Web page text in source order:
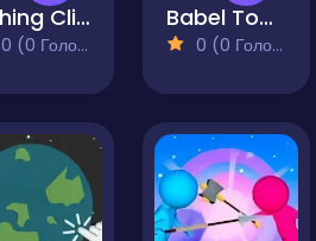
Fishing Clicker
0 (0 Голосів)
Babel Tower
0 (0 Голосів)